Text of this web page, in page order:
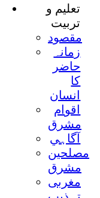
تعليم و
تربيت
مقصود
زمانہ
حاضر
کا
انسان
اقوام
مشرق
آگاہي
مصلحين
مشرق
مغربی